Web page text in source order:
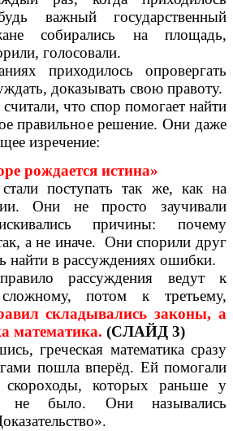
важный государственный
собирались на площадь,
голосовали.
опровергать
доказывать свою правоту.
что спор помогает найти
правильное решение. Они даже
изречение:
рождается истина»
поступать так же, как на
Они не просто заучивали
причины: почему
а не иначе. Они спорили друг
найти в рассуждениях ошибки.
рассуждения ведут к
потом к третьему,
складывались законы, а
математика. (СЛАЙД 3)
греческая математика сразу
пошла вперёд. Ей помогали
скороходы, которых раньше у
не было. Они назывались